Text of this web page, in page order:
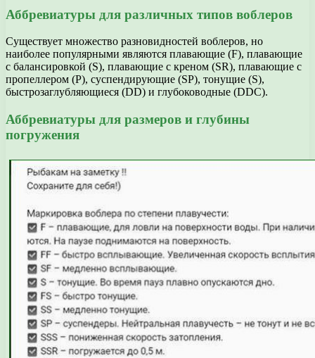
Аббревиатуры для различных типов воблеров
Существует множество разновидностей воблеров, но
наиболее популярными являются плавающие (F), плавающие
с балансировкой (S), плавающие с креном (SR), плавающие с
пропеллером (P), суспендирующие (SP), тонущие (S),
быстрозаглубляющиеся (DD) и глубоководные (DDC).
Аббревиатуры для размеров и глубины
погружения